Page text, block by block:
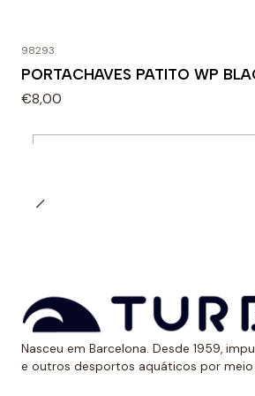
98293
PORTACHAVES PATITO WP
€8,00
Nasceu em Barcelona. Desde 1959,
e outros desportos aquáticos por